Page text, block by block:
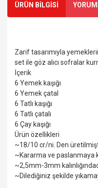
ÜRÜN BİLGİSİ
Zarif tasarımıyla
set ile göz alıcı sofralar
İçerik
6 Yemek kaşığı
6 Yemek çatal
6 Tatlı kaşığı
6 Tatlı çatalı
6 Çay kaşığı
Ürün özellikleri
~18/10 cr/ni. Den
~Kararma ve paslanmaya
~2,5mm-3mm
~Dilediğiniz şekilde